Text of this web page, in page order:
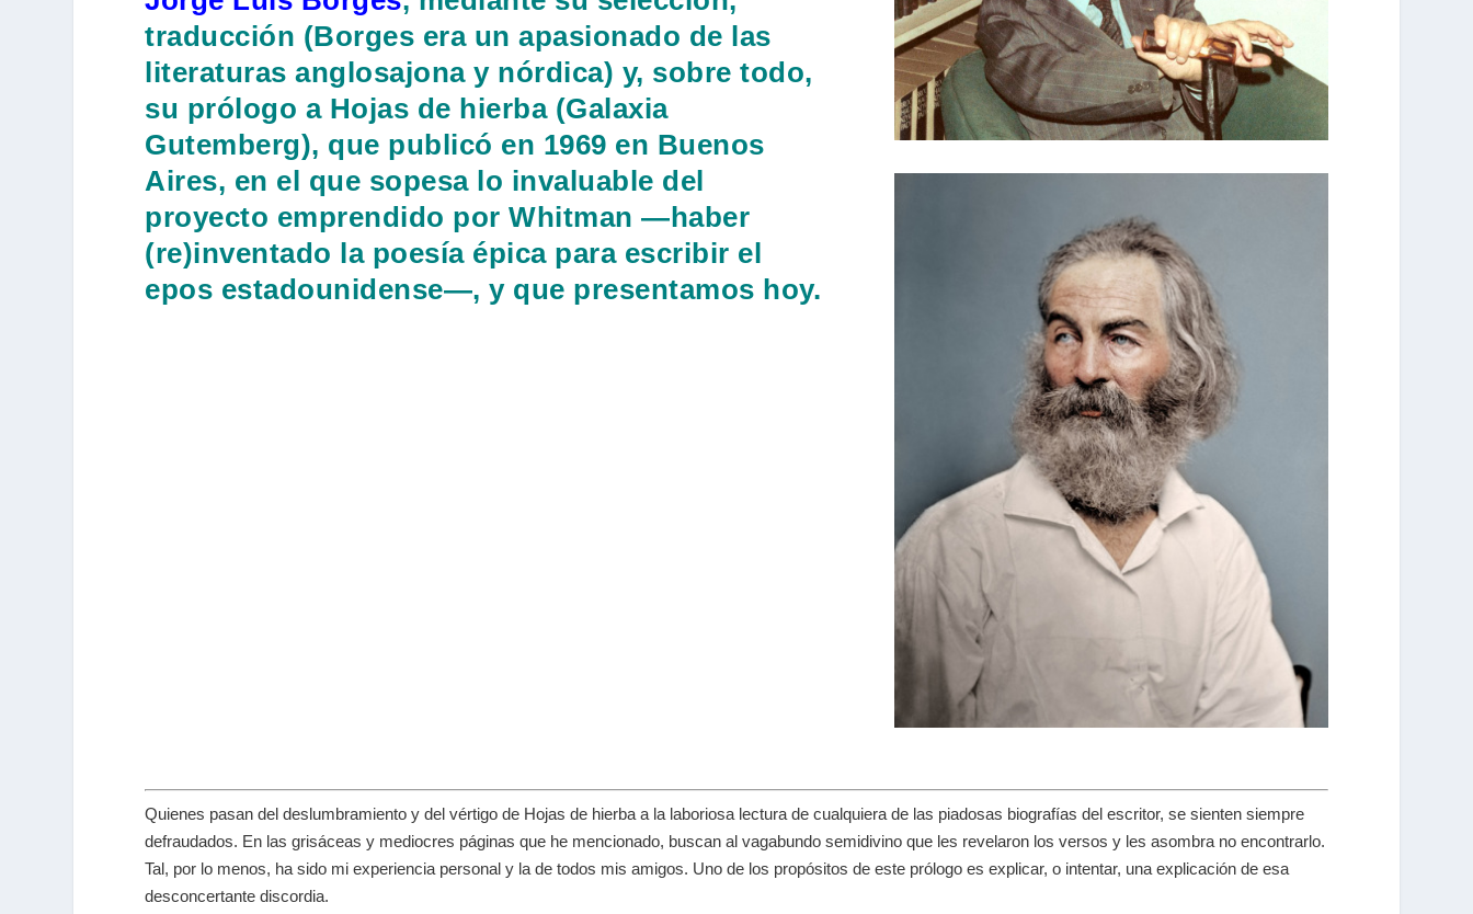
traducción (Borges era un apasionado de las
literaturas anglosajona y nórdica) y, sobre todo,
su prólogo a Hojas de hierba (Galaxia
Gutemberg), que publicó en 1969 en Buenos
Aires, en el que sopesa lo invaluable del
proyecto emprendido por Whitman —haber
(re)inventado la poesía épica para escribir el
epos estadounidense—, y que presentamos hoy.
Quienes pasan del deslumbramiento y del vértigo de Hojas de hierba a la laboriosa lectura de cualquiera de las piadosas biografías del escritor, se sienten siempre
defraudados. En las grisáceas y mediocres páginas que he mencionado, buscan al vagabundo semidivino que les revelaron los versos y les asombra no encontrarlo.
Tal, por lo menos, ha sido mi experiencia personal y la de todos mis amigos. Uno de los propósitos de este prólogo es explicar, o intentar, una explicación de esa
desconcertante discordia.